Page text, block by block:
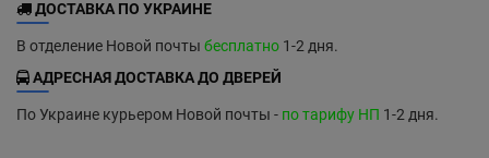
ДОСТАВКА ПО УКРАИНЕ
В отделение Новой почты бесплатно 1-2 дня.
АДРЕСНАЯ ДОСТАВКА ДО ДВЕРЕЙ
По Украине курьером Новой почты - по тарифу НП 1-2 дня.